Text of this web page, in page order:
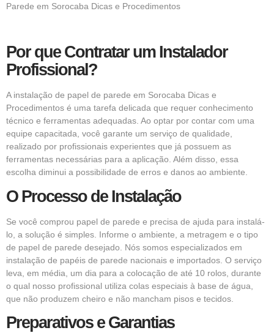
Parede em Sorocaba Dicas e Procedimentos
Por que Contratar um Instalador
Profissional?
Ainstalação de papel de parede em Sorocaba Dicas e
Procedimentos é uma tarefa delicada que requer conhecimento
técnico e ferramentas adequadas. Ao optar por contar com uma
equipe capacitada, você garante um serviço de qualidade,
realizado por profissionais experientes que já possuem as
ferramentas necessárias para a aplicação. Além disso, essa
escolha diminui a possibilidade de erros e danos ao ambiente.
O Processo de Instalação
Se você comprou papel de parede e precisa de ajuda para instalá-
lo, a solução é simples. Informe o ambiente, a metragem e o tipo
de papel de parede desejado. Nós somos especializados em
instalação de papéis de parede nacionais e importados. O serviço
leva, em média, um dia para a colocação de até 10 rolos, durante
o qual nosso profissional utiliza colas especiais à base de água,
que não produzem cheiro e não mancham pisos e tecidos.
Preparativos e Garantias